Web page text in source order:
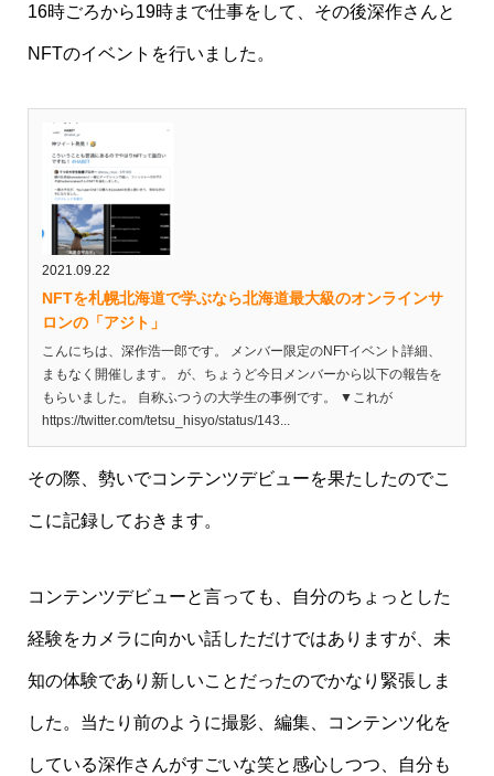
16時ごろから19時まで仕事をして、その後深作さんと
NFTのイベントを行いました。
2021.09.22
NFTを札幌北海道で学ぶなら北海道最大級のオンラインサ
ロンの「アジト」
こんにちは、深作浩一郎です。 メンバー限定のNFTイベント詳細、
まもなく開催します。 が、ちょうど今日メンバーから以下の報告を
もらいました。 自称ふつうの大学生の事例です。 ▼これが
https://twitter.com/tetsu_hisyo/status/143...
その際、勢いでコンテンツデビューを果たしたのでこ
こに記録しておきます。
コンテンツデビューと言っても、自分のちょっとした
経験をカメラに向かい話しただけではありますが、未
知の体験であり新しいことだったのでかなり緊張しま
した。当たり前のように撮影、編集、コンテンツ化を
している深作さんがすごいな笑と感心しつつ、自分も